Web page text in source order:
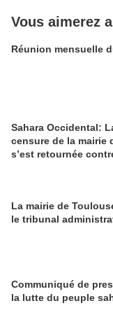
Vous aimerez
Réunion mensuelle
Sahara Occidental:
censure de la mairie
s’est retournée
La mairie de
le tribunal
Communiqué de
la lutte du peuple